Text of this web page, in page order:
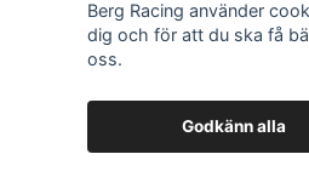
Berg Racing använder
dig och för att du ska få
oss.
Godkänn alla